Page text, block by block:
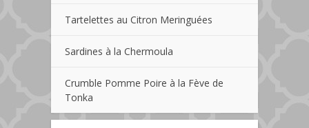
Tartelettes au Citron Meringuées
Sardines à la Chermoula
Crumble Pomme Poire à la Fève de
Tonka